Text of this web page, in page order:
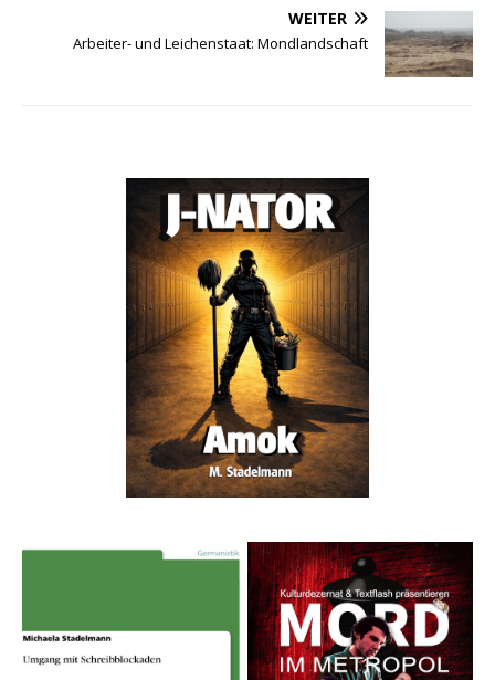
WEITER
Arbeiter- und Leichenstaat: Mondlandschaft